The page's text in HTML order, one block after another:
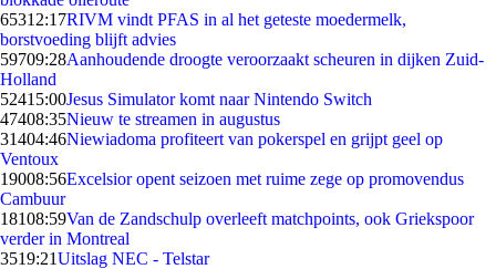
65312:17RIVM vindt PFAS in al het geteste moedermelk,
borstvoeding blijft advies
59709:28Aanhoudende droogte veroorzaakt scheuren in dijken Zuid-
Holland
52415:00Jesus Simulator komt naar Nintendo Switch
47408:35Nieuw te streamen in augustus
31404:46Niewiadoma profiteert van pokerspel en grijpt geel op
Ventoux
19008:56Excelsior opent seizoen met ruime zege op promovendus
Cambuur
18108:59Van de Zandschulp overleeft matchpoints, ook Griekspoor
verder in Montreal
3519:21Uitslag NEC - Telstar